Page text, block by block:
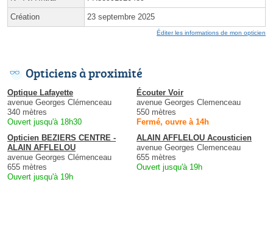
Création 23 septembre 2025
Éditer les informations de mon opticien
Opticiens à proximité
Optique Lafayette
avenue Georges Clémenceau
340 mètres
Ouvert jusqu'à 18h30
Écouter Voir
avenue Georges Clemenceau
550 mètres
Fermé, ouvre à 14h
Opticien BEZIERS CENTRE -
ALAIN AFFLELOU
avenue Georges Clémenceau
655 mètres
Ouvert jusqu'à 19h
ALAIN AFFLELOU Acousticien
avenue Georges Clemenceau
655 mètres
Ouvert jusqu'à 19h